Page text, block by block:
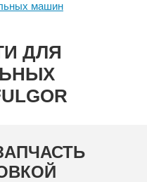
машин
ДЛЯ